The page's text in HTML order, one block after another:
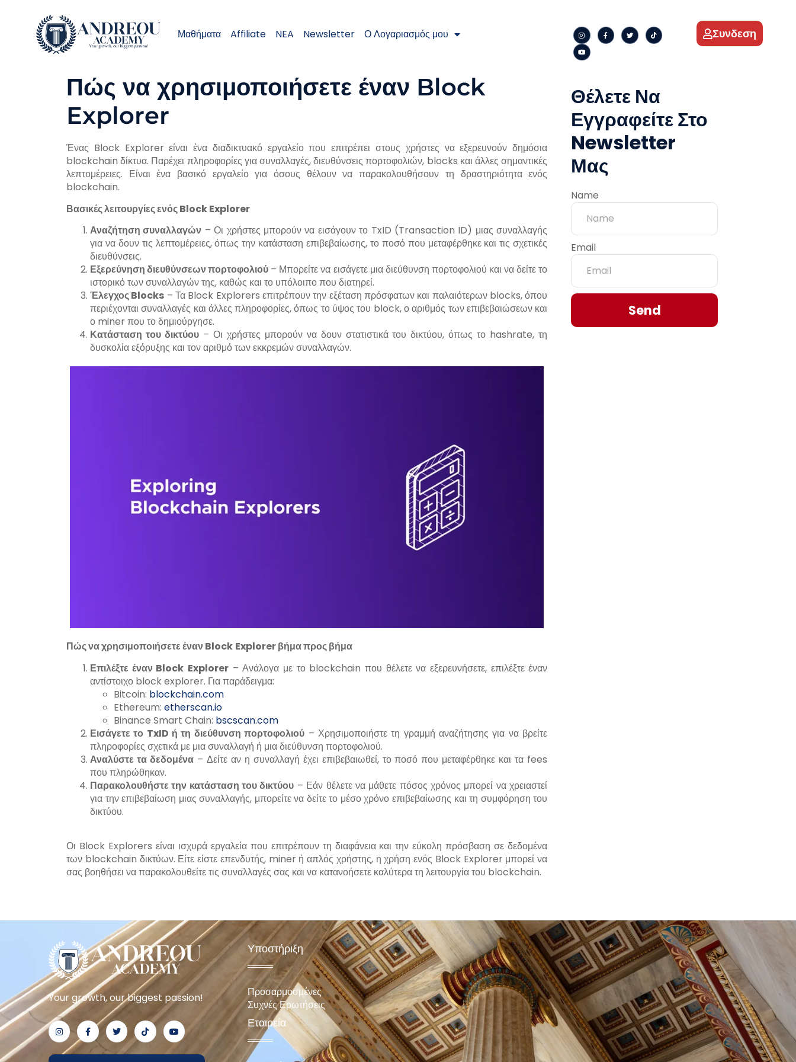
Μαθήματα Affiliate NEA Newsletter Ο Λογαριασμός μου Συνδεση
Πώς να χρησιμοποιήσετε έναν Block
Explorer
Ένας Block Explorer είναι ένα διαδικτυακό εργαλείο που επιτρέπει στους χρήστες να εξερευνούν δημόσια
blockchain δίκτυα. Παρέχει πληροφορίες για συναλλαγές, διευθύνσεις πορτοφολιών, blocks και άλλες σημαντικές
λεπτομέρειες. Είναι ένα βασικό εργαλείο για όσους θέλουν να παρακολουθήσουν τη δραστηριότητα ενός
blockchain.
Βασικές λειτουργίες ενός Block Explorer
Αναζήτηση συναλλαγών – Οι χρήστες μπορούν να εισάγουν το TxID (Transaction ID) μιας συναλλαγής
για να δουν τις λεπτομέρειες, όπως την κατάσταση επιβεβαίωσης, το ποσό που μεταφέρθηκε και τις σχετικές
διευθύνσεις.
Εξερεύνηση διευθύνσεων πορτοφολιού – Μπορείτε να εισάγετε μια διεύθυνση πορτοφολιού και να δείτε το
ιστορικό των συναλλαγών της, καθώς και το υπόλοιπο που διατηρεί.
ΈλεγχοςBlocks – Τα Block Explorers επιτρέπουν την εξέταση πρόσφατων και παλαιότερων blocks, όπου
περιέχονται συναλλαγές και άλλες πληροφορίες, όπως το ύψος του block, ο αριθμός των επιβεβαιώσεων και
ο miner που το δημιούργησε.
Κατάσταση του δικτύου– Οι χρήστες μπορούν να δουν στατιστικά του δικτύου, όπως το hashrate, τη
δυσκολία εξόρυξης και τον αριθμό των εκκρεμών συναλλαγών.
Πώς να χρησιμοποιήσετε έναν Block Explorerβήμα προς βήμα
Επιλέξτε έναν Block Explorer– Ανάλογα με το blockchain που θέλετε να εξερευνήσετε, επιλέξτε έναν
αντίστοιχο block explorer. Για παράδειγμα:
Bitcoin: blockchain.com
Ethereum: etherscan.io
Binance Smart Chain: bscscan.com
Εισάγετε το TxID ή τη διεύθυνση πορτοφολιού – Χρησιμοποιήστε τη γραμμή αναζήτησης για να βρείτε
πληροφορίες σχετικά με μια συναλλαγή ή μια διεύθυνση πορτοφολιού.
Αναλύστε τα δεδομένα– Δείτε αν η συναλλαγή έχει επιβεβαιωθεί, το ποσό που μεταφέρθηκε και τα fees
που πληρώθηκαν.
Παρακολουθήστε την κατάσταση του δικτύου – Εάν θέλετε να μάθετε πόσος χρόνος μπορεί να χρειαστεί
για την επιβεβαίωση μιας συναλλαγής, μπορείτε να δείτε το μέσο χρόνο επιβεβαίωσης και τη συμφόρηση του
δικτύου.
Οι Block Explorers είναι ισχυρά εργαλεία που επιτρέπουν τη διαφάνεια και την εύκολη πρόσβαση σε δεδομένα
των blockchain δικτύων. Είτε είστε επενδυτής, miner ή απλός χρήστης, η χρήση ενός Block Explorer μπορεί να
σας βοηθήσει να παρακολουθείτε τις συναλλαγές σας και να κατανοήσετε καλύτερα τη λειτουργία του blockchain.
Θέλετε Να
Εγγραφείτε Στο
Newsletter
Μας
Name
Email
Send
Your growth, our biggest passion!
Υποστήριξη
Προσαρμοσμένες
Συχνές Ερωτήσεις
Εταιρεία